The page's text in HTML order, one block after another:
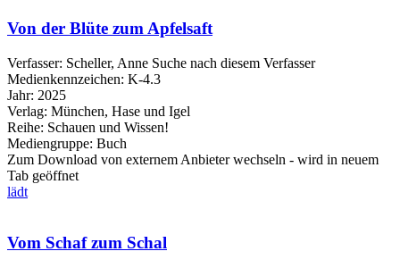
Von der Blüte zum Apfelsaft
Verfasser: Scheller, Anne Suche nach diesem Verfasser
Medienkennzeichen: K-4.3
Jahr: 2025
Verlag: München, Hase und Igel
Reihe: Schauen und Wissen!
Mediengruppe: Buch
Zum Download von externem Anbieter wechseln - wird in neuem
Tab geöffnet
lädt
Vom Schaf zum Schal